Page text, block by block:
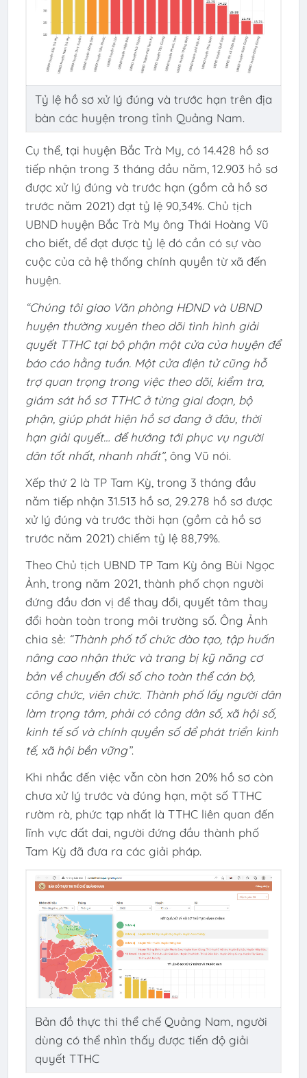
Tỷ lệ hồ sơ xử lý đúng và trước hạn trên địa
bàn các huyện trong tỉnh Quảng Nam.
Cụ thể, tại huyện Bắc Trà My, có 14.428 hồ sơ
tiếp nhận trong 3 tháng đầu năm, 12.903 hồ sơ
được xử lý đúng và trước hạn (gồm cả hồ sơ
trước năm 2021) đạt tỷ lệ 90,34%. Chủ tịch
UBND huyện Bắc Trà My ông Thái Hoàng Vũ
cho biết, để đạt được tỷ lệ đó cần có sự vào
cuộc của cả hệ thống chính quyền từ xã đến
huyện.
“Chúng tôi giao Văn phòng HĐND và UBND
huyện thường xuyên theo dõi tình hình giải
quyết TTHC tại bộ phận một cửa của huyện để
báo cáo hằng tuần. Một cửa điện tử cũng hỗ
trợ quan trọng trong việc theo dõi, kiểm tra,
giám sát hồ sơ TTHC ở từng giai đoạn, bộ
phận, giúp phát hiện hồ sơ đang ở đâu, thời
hạn giải quyết… để hướng tới phục vụ người
dân tốt nhất, nhanh nhất”, ông Vũ nói.
Xếp thứ 2 là TP Tam Kỳ, trong 3 tháng đầu
năm tiếp nhận 31.513 hồ sơ, 29.278 hồ sơ được
xử lý đúng và trước thời hạn (gồm cả hồ sơ
trước năm 2021) chiếm tỷ lệ 88,79%.
Theo Chủ tịch UBND TP Tam Kỳ ông Bùi Ngọc
Ảnh, trong năm 2021, thành phố chọn người
đứng đầu đơn vị để thay đổi, quyết tâm thay
đổi hoàn toàn trong môi trường số. Ông Ảnh
chia sẻ: “Thành phố tổ chức đào tạo, tập huấn
nâng cao nhận thức và trang bị kỹ năng cơ
bản về chuyển đổi số cho toàn thể cán bộ,
công chức, viên chức. Thành phố lấy người dân
làm trọng tâm, phải có công dân số, xã hội số,
kinh tế số và chính quyền số để phát triển kinh
tế, xã hội bền vững”.
Khi nhắc đến việc vẫn còn hơn 20% hồ sơ còn
chưa xử lý trước và đúng hạn, một số TTHC
rườm rà, phức tạp nhất là TTHC liên quan đến
lĩnh vực đất đai, người đứng đầu thành phố
Tam Kỳ đã đưa ra các giải pháp.
Bản đồ thực thi thể chế Quảng Nam, người
dùng có thể nhìn thấy được tiến độ giải
quyết TTHC